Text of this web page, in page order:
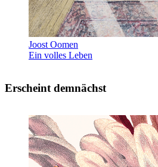
Joost Oomen
Ein volles Leben
Erscheint demnächst